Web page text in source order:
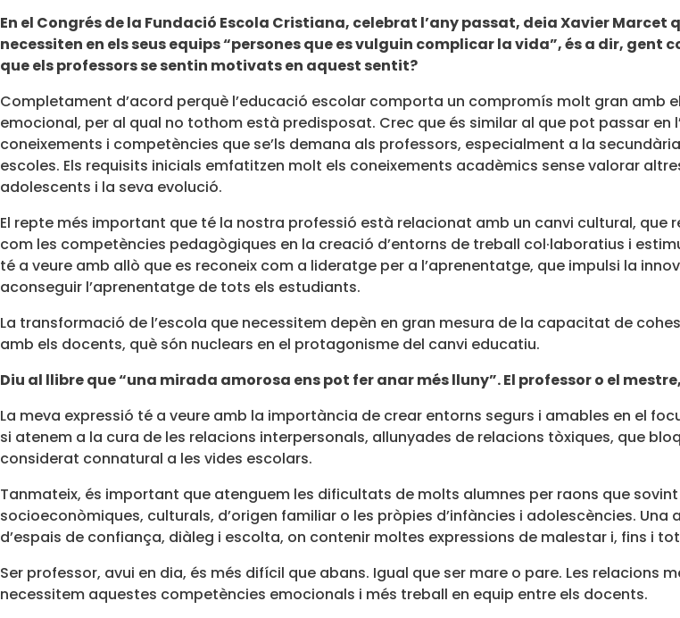
En el Congrés de la Fundació Escola Cristiana, celebrat l’any passat, deia Xavier
necessiten en els seus equips “persones que es vulguin complicar la vida”, és a dir, gent
que els professors se sentin motivats en aquest sentit?
Completament d’acord perquè l’educació escolar comporta un compromís molt gran amb
emocional, per al qual no tothom està predisposat. Crec que és similar al que pot passar
coneixements i competències que se’ls demana als professors, especialment a la
escoles. Els requisits inicials emfatitzen molt els coneixements acadèmics sense valorar
adolescents i la seva evolució.
El repte més important que té la nostra professió està relacionat amb un canvi cultural,
com les competències pedagògiques en la creació d’entorns de treball col·laboratius i
té a veure amb allò que es reconeix com a lideratge per a l’aprenentatge, que impulsi la
aconseguir l’aprenentatge de tots els estudiants.
La transformació de l’escola que necessitem depèn en gran mesura de la capacitat de
amb els docents, què són nuclears en el protagonisme del canvi educatiu.
Diu al llibre que “una mirada amorosa ens pot fer anar més lluny”. El professor o el
La meva expressió té a veure amb la importància de crear entorns segurs i amables en el
si atenem a la cura de les relacions interpersonals, allunyades de relacions tòxiques, que
considerat connatural a les vides escolars.
Tanmateix, és important que atenguem les dificultats de molts alumnes per raons que
socioeconòmiques, culturals, d’origen familiar o les pròpies d’infàncies i adolescències.
d’espais de confiança, diàleg i escolta, on contenir moltes expressions de malestar i, fins i
Ser professor, avui en dia, és més difícil que abans. Igual que ser mare o pare. Les
necessitem aquestes competències emocionals i més treball en equip entre els docents.